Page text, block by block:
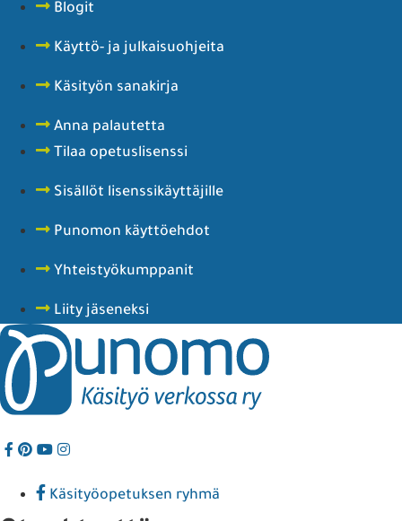
Blogit
Käyttö- ja julkaisuohjeita
Käsityön sanakirja
Anna palautetta
Tilaa opetuslisenssi
Sisällöt lisenssikäyttäjille
Punomon käyttöehdot
Yhteistyökumppanit
Liity jäseneksi
Käsityöopetuksen ryhmä